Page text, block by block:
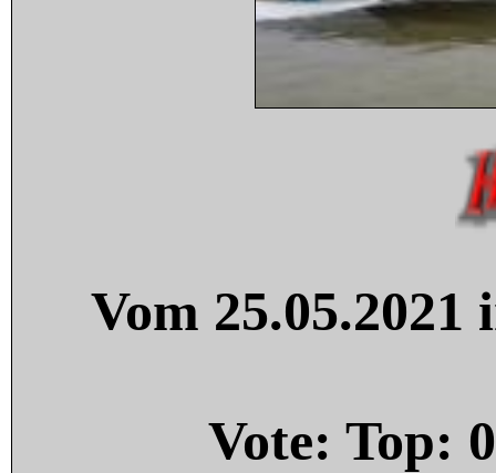
Vom
Vote: Top: 0